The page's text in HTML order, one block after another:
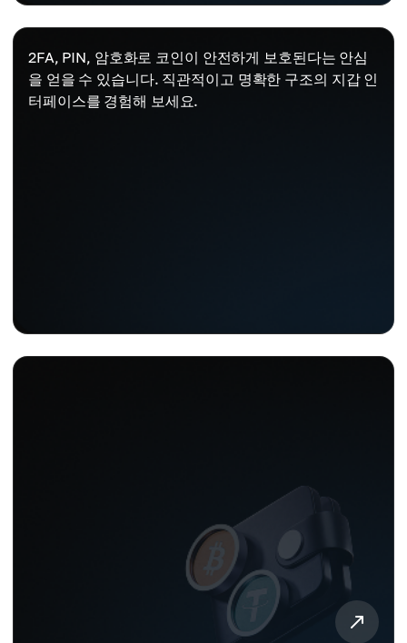
2FA, PIN, 암호화로 코인이 안전하게 보호된다는 안심
을 얻을 수 있습니다. 직관적이고 명확한 구조의 지갑 인
터페이스를 경험해 보세요.